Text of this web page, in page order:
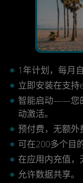
1年计划，每月
立即安装在支持
智能启动——您
动激活。
预付费，无额外
可在200多个目
在应用内充值，
允许数据共享。